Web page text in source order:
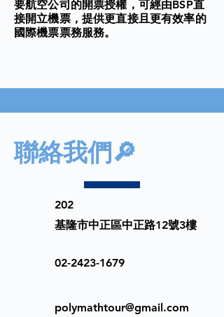
要航空公司的開票授權，可經由BSP直
接開立機票，提供更直接且更有效率的
國際機票票務服務。
聯絡我們🔎
202
基隆市中正區中正路12號3樓
02-2423-1679
polymathtour@gmail.com